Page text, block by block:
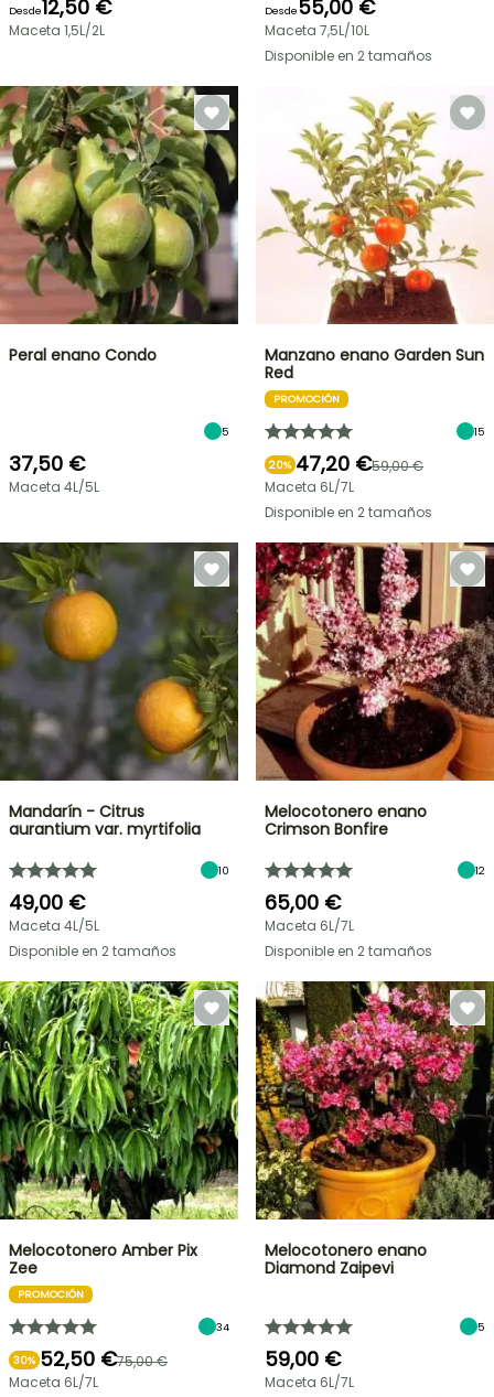
Desde12,50 €
Maceta 1,5L/2L
Desde55,00 €
Maceta 7,5L/10L
Disponible en 2 tamaños
Peral enano Condo
5
37,50 €
Maceta 4L/5L
Manzano enano Garden Sun
Red
PROMOCIÓN
15
20% 47,20 €59,00 €
Maceta 6L/7L
Disponible en 2 tamaños
Mandarín - Citrus
aurantium var. myrtifolia
10
49,00 €
Maceta 4L/5L
Disponible en 2 tamaños
Melocotonero enano
Crimson Bonfire
12
65,00 €
Maceta 6L/7L
Disponible en 2 tamaños
Melocotonero Amber Pix
Zee
PROMOCIÓN
34
30% 52,50 €75,00 €
Maceta 6L/7L
Melocotonero enano
Diamond Zaipevi
5
59,00 €
Maceta 6L/7L